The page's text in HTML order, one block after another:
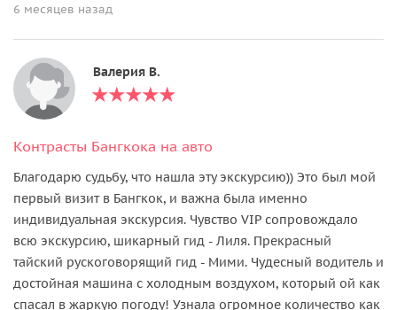
6 месяцев назад
Валерия В.
Контрасты Бангкока на авто
Благодарю судьбу, что нашла эту экскурсию)) Это был мой
первый визит в Бангкок, и важна была именно
индивидуальная экскурсия. Чувство VIP сопровождало
всю экскурсию, шикарный гид - Лиля. Прекрасный
тайский рускоговорящий гид - Мими. Чудесный водитель и
достойная машина с холодным воздухом, который ой как
спасал в жаркую погоду! Узнала огромное количество как